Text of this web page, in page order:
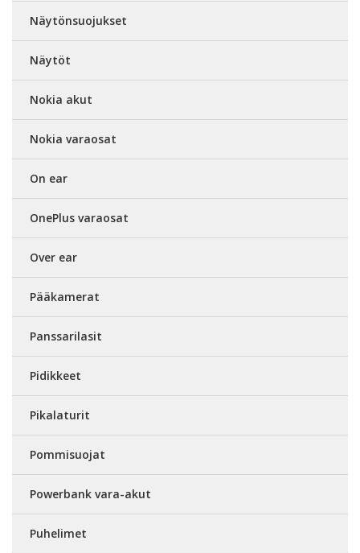
Näytönsuojukset
Näytöt
Nokia akut
Nokia varaosat
On ear
OnePlus varaosat
Over ear
Pääkamerat
Panssarilasit
Pidikkeet
Pikalaturit
Pommisuojat
Powerbank vara-akut
Puhelimet